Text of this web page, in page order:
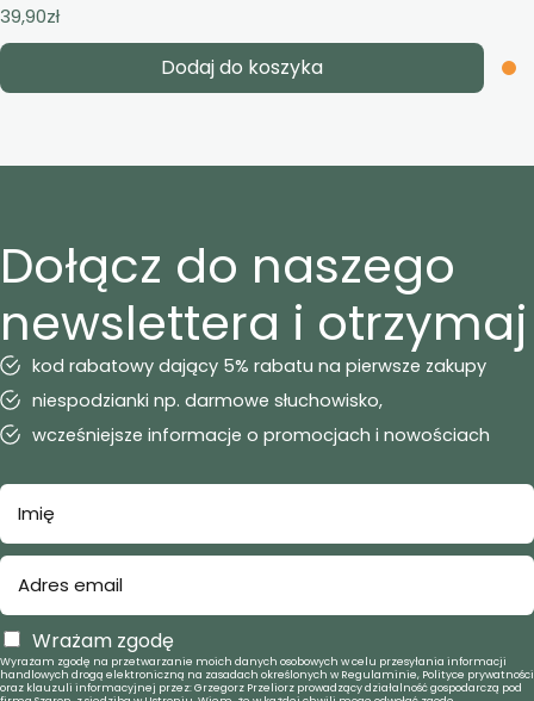
39,90zł
Dodaj do koszyka
Dołącz do naszego
newslettera i otrzymaj
kod rabatowy dający 5% rabatu na pierwsze zakupy
niespodzianki np. darmowe słuchowisko,
wcześniejsze informacje o promocjach i nowościach
Wrażam zgodę
Wyrażam zgodę na przetwarzanie moich danych osobowych w celu przesyłania informacji
handlowych drogą elektroniczną na zasadach określonych w Regulaminie, Polityce prywatności
oraz klauzuli informacyjnej przez: Grzegorz Przeliorz prowadzący działalność gospodarczą pod